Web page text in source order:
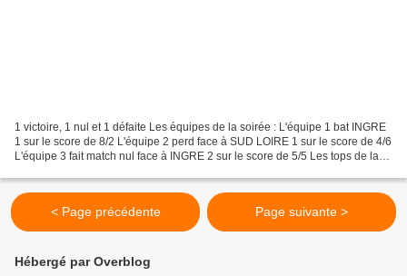
1 victoire, 1 nul et 1 défaite Les équipes de la soirée : L'équipe 1 bat INGRE
1 sur le score de 8/2 L'équipe 2 perd face à SUD LOIRE 1 sur le score de 4/6
L'équipe 3 fait match nul face à INGRE 2 sur le score de 5/5 Les tops de la
< Page précédente Page suivante >
Hébergé par Overblog